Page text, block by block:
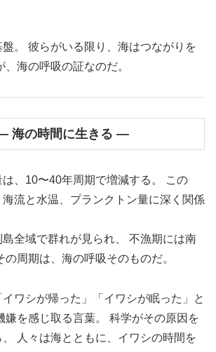
。 彼らがいる限り、海はつながりを
海の呼吸の証なのだ。
海の時間に生きる ―
、10〜40年周期で増減する。 この
海流と水温、プランクトン量に深く関係
全域で群れが見られ、 不漁期には南
周期は、海の呼吸そのものだ。
イワシが帰った」「イワシが眠った」と
嫌を感じ取る言葉。 科学がその原因を
人々は海とともに、イワシの時間を